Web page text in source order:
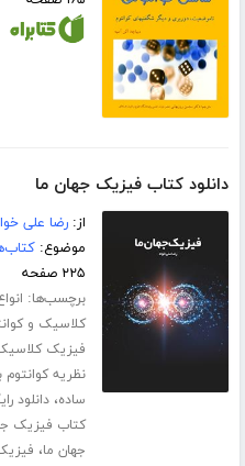
دانلود کتاب فیزیک جهان ما
از:رضا علی
موضوع:
۲۲۵ صفحه
برچسب‌ها:
کلاسیک و
فیزیک
نظریه کوانتوم
ساده،دانلود
کتاب فیزیک
جهان ما،